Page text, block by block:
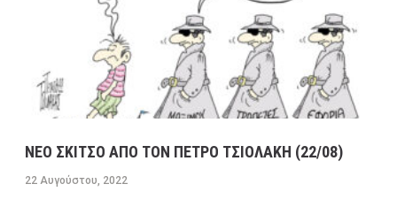
ΝΕΟ ΣΚΙΤΣΟ ΑΠΟ ΤΟΝ ΠΕΤΡΟ ΤΣΙΟΛΑΚΗ (22/08)
22 Αυγούστου, 2022